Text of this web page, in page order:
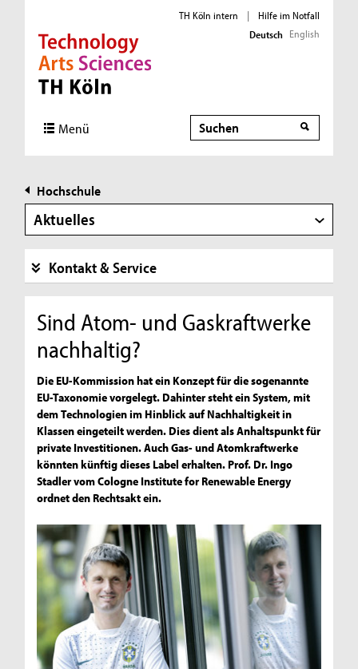
Direkt zur Hauptnavigation
Direkt zur Subnavigation
Direkt zum Inhalt
Direkt zum Fußbereich
TH Köln intern |
Hilfe im Notfall
Deutsch English
Menü Suche
Hochschule
Aktuelles
Kontakt & Service
Sind Atom- und Gaskraftwerke
nachhaltig?
Die EU-Kommission hat ein Konzept für die sogenannte
EU-Taxonomie vorgelegt. Dahinter steht ein System, mit
dem Technologien im Hinblick auf Nachhaltigkeit in
Klassen eingeteilt werden. Dies dient als Anhaltspunkt für
private Investitionen. Auch Gas- und Atomkraftwerke
könnten künftig dieses Label erhalten. Prof. Dr. Ingo
Stadler vom Cologne Institute for Renewable Energy
ordnet den Rechtsakt ein.